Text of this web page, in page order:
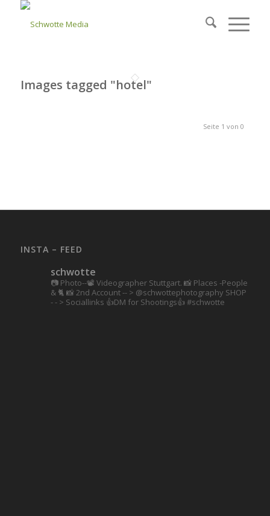
Images tagged "hotel"
Seite 1 von 0
INSTA – FEED
schwotte
📷 Photo--📽️ Videographer Stuttgart. 📸 Places -People
& 🐈 📸 2nd Account-- > @schwottephotography SHOP
- - > Sociallinks 👍DM for Shootings👍 #schwotte